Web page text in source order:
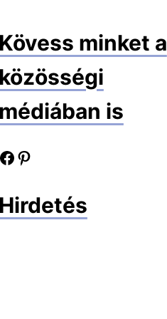
minket a
is
Pinterest oldalunk